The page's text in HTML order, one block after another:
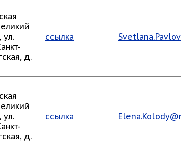
ул.
д.
ссылка
ул.
д.
ссылка